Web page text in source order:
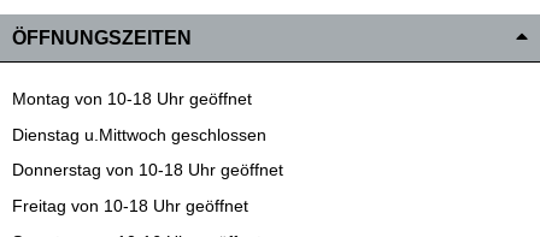
ÖFFNUNGSZEITEN
Montag von 10-18 Uhr geöffnet
Dienstag u.Mittwoch geschlossen
Donnerstag von 10-18 Uhr geöffnet
Freitag von 10-18 Uhr geöffnet